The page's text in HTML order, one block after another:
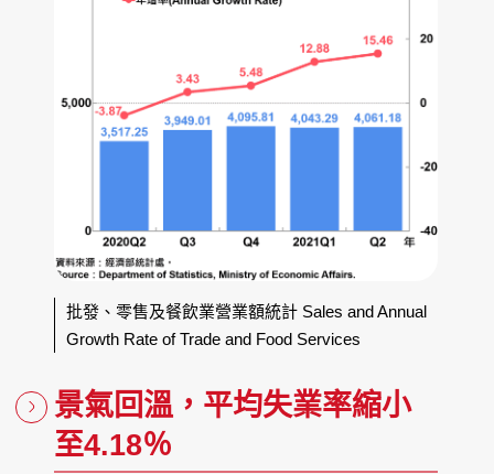
批發、零售及餐飲業營業額統計 Sales and Annual
Growth Rate of Trade and Food Services
景氣回溫，平均失業率縮小
至4.18％